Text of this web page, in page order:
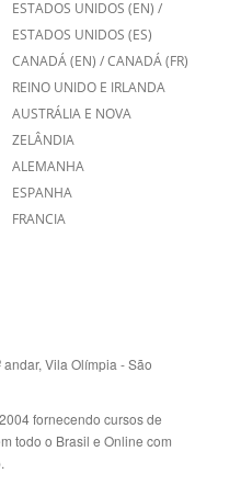
PORTUGAL
ESTADOS UNIDOS (EN)
ESTADOS UNIDOS (ES)
CANADÁ (EN) / CANADÁ (FR)
REINO UNIDO E IRLANDA
AUSTRÁLIA E NOVA
ZELÂNDIA
ALEMANHA
ESPANHA
Vila Olímpia - São
fornecendo cursos de
todo o Brasil e Online com